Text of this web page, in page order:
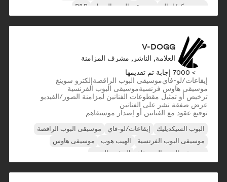
نيو ديسكو/إيتالو
موسيقى البوب السول R&B
V-DOGG
العلامة, الناشر, مشرف المزامنة
> 7000 إجابة تم تقديمها
إيقاعات/لو-فايموسيقى البوب الراقصةإلكترو سوينغ
موسيقى هاوس فرنسيةموسيقى البوب الفرنسية
ترخيص أو تمثيل مقطوعات الفنانين لمزامنة الصور/الفيديو
عرض صفقة نشر على الفنانين
توقيع عقود مع الفنانين أو إصدار موسيقاهم
البوب السيكديليك إيقاعات/لو-فاي
موسيقى البوب الراقصة
موسيقى البوب الفرنسية
الهيب هوب
موسيقى هاوس
موسيقى البوب المستقلة
المشهد الجديد